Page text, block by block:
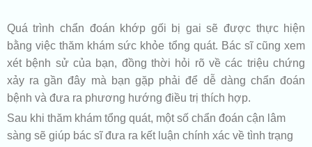
Quá trình chẩn đoán khớp gối bị gai sẽ được thực hiện
bằng việc thăm khám sức khỏe tổng quát. Bác sĩ cũng xem
xét bệnh sử của bạn, đồng thời hỏi rõ về các triệu chứng
xảy ra gần đây mà bạn gặp phải để dễ dàng chẩn đoán
bệnh và đưa ra phương hướng điều trị thích hợp.
Sau khi thăm khám tổng quát, một số chẩn đoán cận lâm
sàng sẽ giúp bác sĩ đưa ra kết luận chính xác về tình trạng